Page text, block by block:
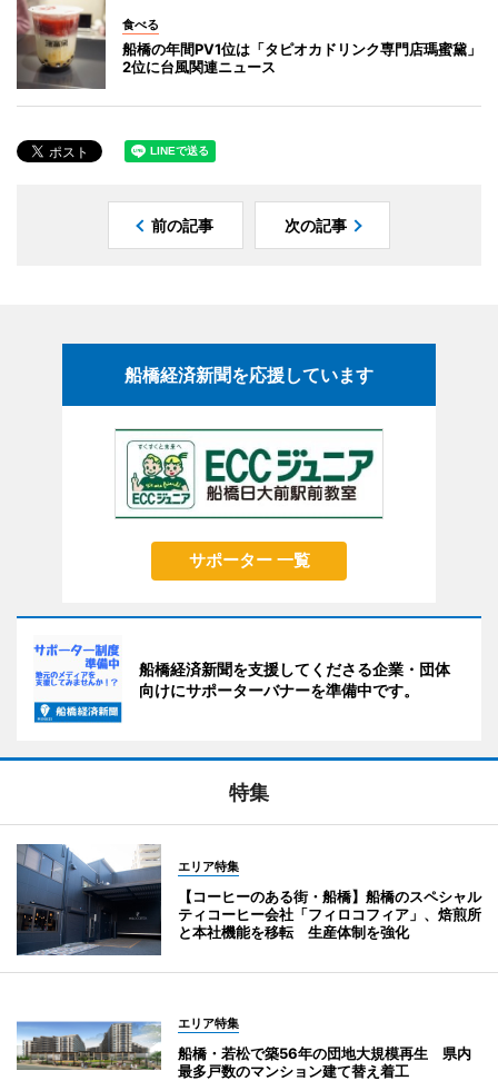
食べる
船橋の年間PV1位は「タピオカドリンク専門店瑪蜜黛」
2位に台風関連ニュース
前の記事 次の記事
船橋経済新聞を応援しています
サポーター 一覧
船橋経済新聞を支援してくださる企業・団体
向けにサポーターバナーを準備中です。
特集
エリア特集
【コーヒーのある街・船橋】船橋のスペシャル
ティコーヒー会社「フィロコフィア」、焙煎所
と本社機能を移転 生産体制を強化
エリア特集
船橋・若松で築56年の団地大規模再生 県内
最多戸数のマンション建て替え着工